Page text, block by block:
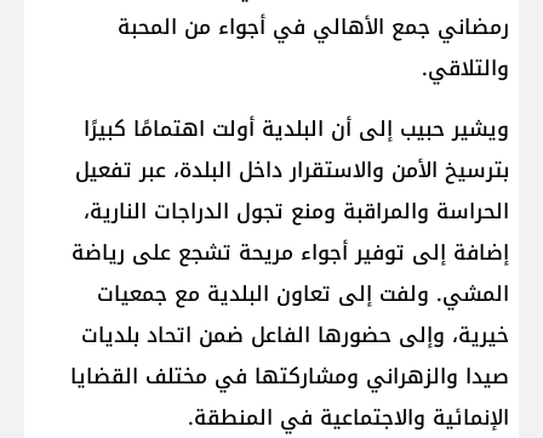
رمضاني جمع الأهالي في أجواء من المحبة
والتلاقي.
ويشير حبيب إلى أن البلدية أولت اهتمامًا كبيرًا
بترسيخ الأمن والاستقرار داخل البلدة، عبر تفعيل
الحراسة والمراقبة ومنع تجول الدراجات النارية،
إضافة إلى توفير أجواء مريحة تشجع على رياضة
المشي. ولفت إلى تعاون البلدية مع جمعيات
خيرية، وإلى حضورها الفاعل ضمن اتحاد بلديات
صيدا والزهراني ومشاركتها في مختلف القضايا
الإنمائية والاجتماعية في المنطقة.